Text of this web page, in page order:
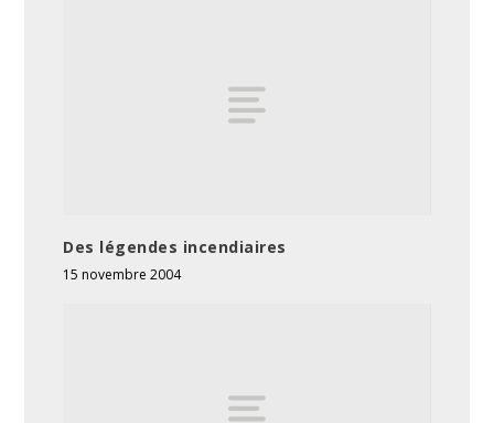
Des légendes incendiaires
15 novembre 2004